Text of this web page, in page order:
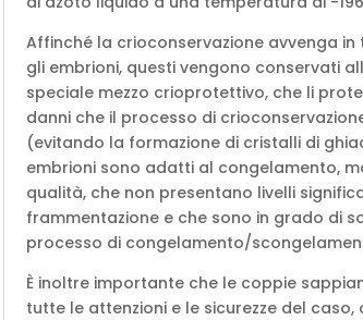
Affinché la crioconservazione avvenga in
gli embrioni, questi vengono conservati
speciale mezzo crioprotettivo, che li
danni che il processo di
(evitando la formazione di cristalli di
embrioni sono adatti al congelamento,
qualità, che non presentano livelli
frammentazione e che sono in grado di
processo di congelamento/
È inoltre importante che le coppie
tutte le attenzioni e le sicurezze del caso,